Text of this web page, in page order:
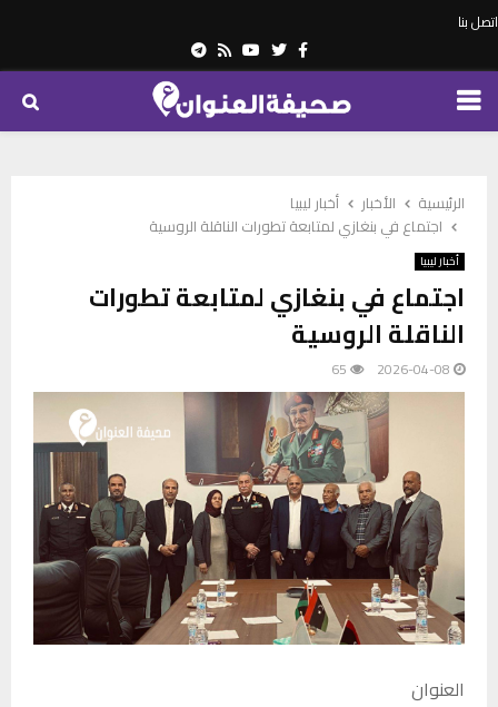
اتصل بنا
Facebook
Twitter
Youtube
Rss
Telegram
PRIMARY
الرئيسية الأخبار
أخبار ليبيا
اجتماع في بنغازي لمتابعة تطورات الناقلة الروسية
أخبار ليبيا
اجتماع في بنغازي لمتابعة تطورات
الناقلة الروسية
2026-04-08
65
العنوان